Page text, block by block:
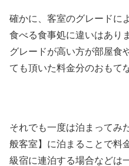
確かに、客室のグレードに
食べる食事処に違いはあり
グレードが高い方が部屋食
ても頂いた料金分のおもて
それでも一度は泊まってみ
般客室】に泊まることで料
級宿に連泊する場合などは